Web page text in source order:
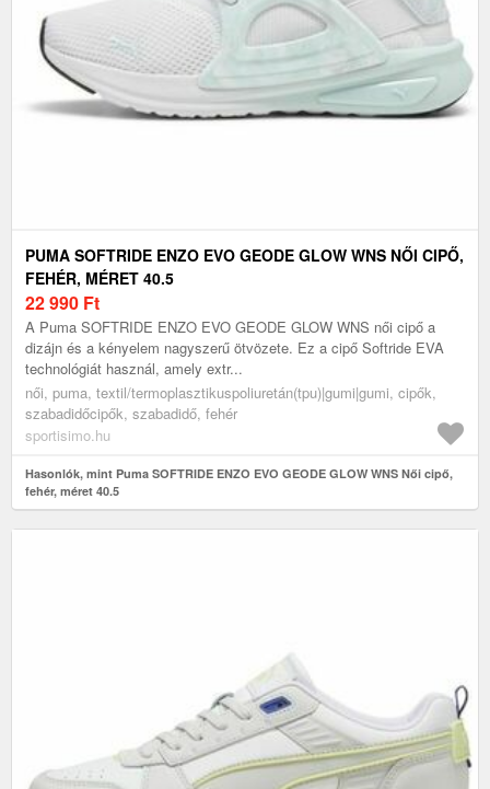
PUMA SOFTRIDE ENZO EVO GEODE GLOW WNS NŐI CIPŐ,
FEHÉR, MÉRET 40.5
22 990 Ft
A Puma SOFTRIDE ENZO EVO GEODE GLOW WNS női cipő a
dizájn és a kényelem nagyszerű ötvözete. Ez a cipő Softride EVA
technológiát használ, amely extr...
női, puma, textil/termoplasztikuspoliuretán(tpu)|gumi|gumi, cipők,
szabadidőcipők, szabadidő, fehér
sportisimo.hu
Hasonlók, mint Puma SOFTRIDE ENZO EVO GEODE GLOW WNS Női cipő,
fehér, méret 40.5